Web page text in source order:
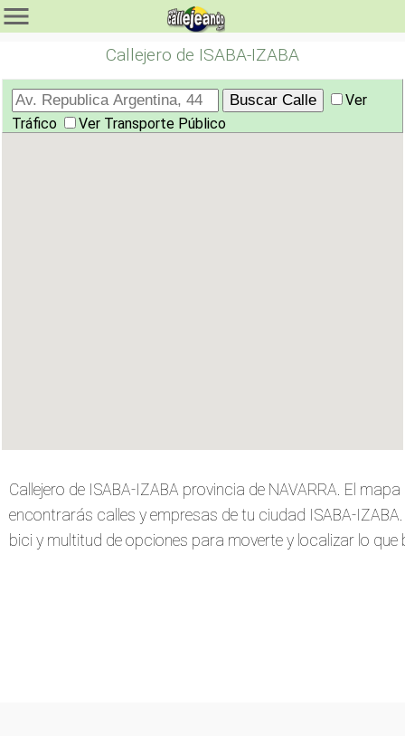
Callejero de ISABA-IZABA
Ver
Tráfico
Ver Transporte Público
Callejero de ISABA-IZABA provincia de NAVARRA. El
encontrarás calles y empresas de tu ciudad ISABA-
bici y multitud de opciones para moverte y localizar lo que